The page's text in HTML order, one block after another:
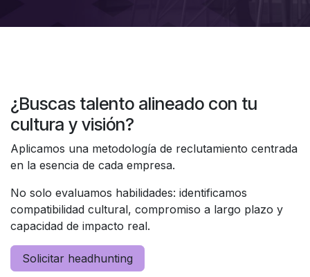
¿Buscas talento alineado con tu
cultura y visión?
Aplicamos una metodología de reclutamiento centrada
en la esencia de cada empresa.
No solo evaluamos habilidades: identificamos
compatibilidad cultural, compromiso a largo plazo y
capacidad de impacto real.
Solicitar headhunting